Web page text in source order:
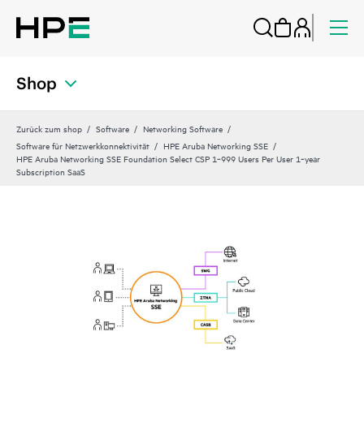
Shop
Zurück zum shop Software
Networking Software
Software für Netzwerkkonnektivität
HPE Aruba Networking SSE
HPE Aruba Networking SSE Foundation Select CSP 1‑999 Users Per User 1‑year
Subscription SaaS